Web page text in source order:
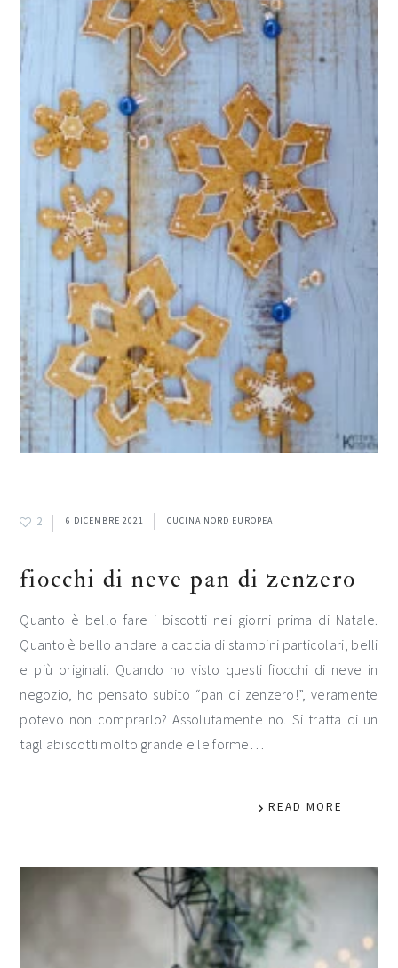
2 6 DICEMBRE 2021 CUCINA NORD EUROPEA
fiocchi di neve pan di zenzero
Quanto è bello fare i biscotti nei giorni prima di Natale.
Quanto è bello andare a caccia di stampini particolari, belli
e più originali. Quando ho visto questi fiocchi di neve in
negozio, ho pensato subito “pan di zenzero!”, veramente
potevo non comprarlo? Assolutamente no. Si tratta di un
tagliabiscotti molto grande e le forme…
READ MORE